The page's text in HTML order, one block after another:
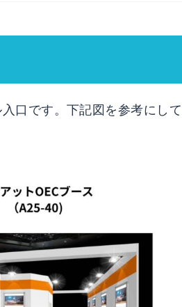
口です。下記図を参考にして